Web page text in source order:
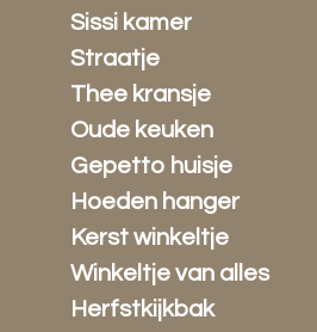
Sissi kamer
Straatje
Thee kransje
Oude keuken
Gepetto huisje
Hoeden hanger
Kerst winkeltje
Winkeltje van alles
Herfstkijkbak